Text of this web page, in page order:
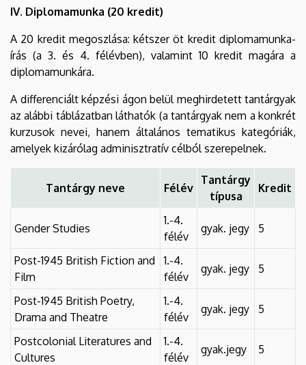
IV. Diplomamunka (20 kredit)
A 20 kredit megoszlása: kétszer öt kredit diplomamunka-
írás (a 3. és 4. félévben), valamint 10 kredit magára a
diplomamunkára.
A differenciált képzési ágon belül meghirdetett tantárgyak
az alábbi táblázatban láthatók (a tantárgyak nem a konkrét
kurzusok nevei, hanem általános tematikus kategóriák,
amelyek kizárólag adminisztratív célból szerepelnek.
Tantárgy neve Félév
Tantárgy
típusa
Kredit
Gender Studies
1.-4.
félév
gyak. jegy 5
Post-1945 British Fiction and
Film
1.-4.
félév
gyak. jegy 5
Post-1945 British Poetry,
Drama and Theatre
1.-4.
félév
gyak. jegy 5
Postcolonial Literatures and
Cultures
1.-4.
félév
gyak.jegy 5